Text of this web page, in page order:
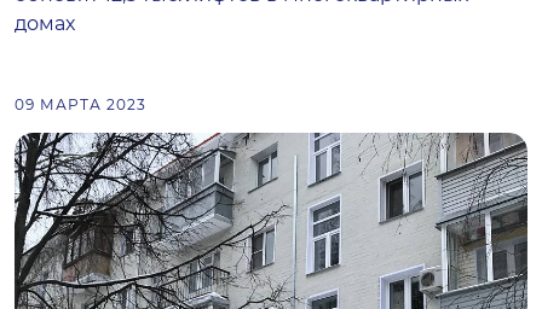
домах
09 МАРТА 2023